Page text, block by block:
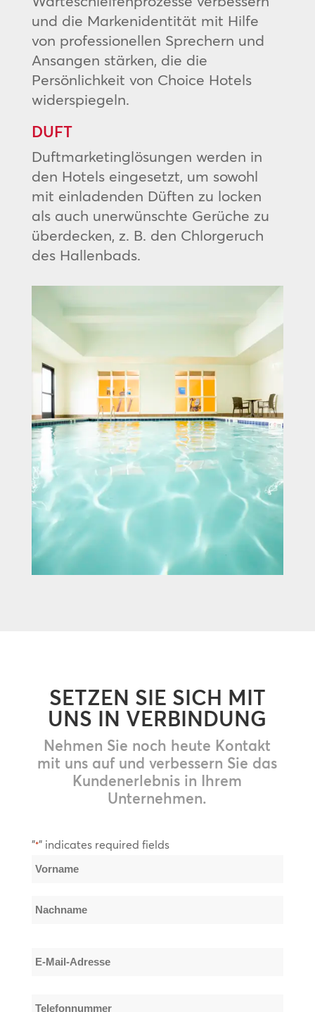
und die Markenidentität mit Hilfe
von professionellen Sprechern und
Ansangen stärken, die die
Persönlichkeit von Choice Hotels
widerspiegeln.
DUFT
Duftmarketinglösungen werden in
den Hotels eingesetzt, um sowohl
mit einladenden Düften zu locken
als auch unerwünschte Gerüche zu
überdecken, z. B. den Chlorgeruch
des Hallenbads.
SETZEN SIE SICH MIT
UNS IN VERBINDUNG
Nehmen Sie noch heute Kontakt
mit uns auf und verbessern Sie das
Kundenerlebnis in Ihrem
Unternehmen.
"*" indicates required fields
Name
Vorname
E-
Telefonnummer